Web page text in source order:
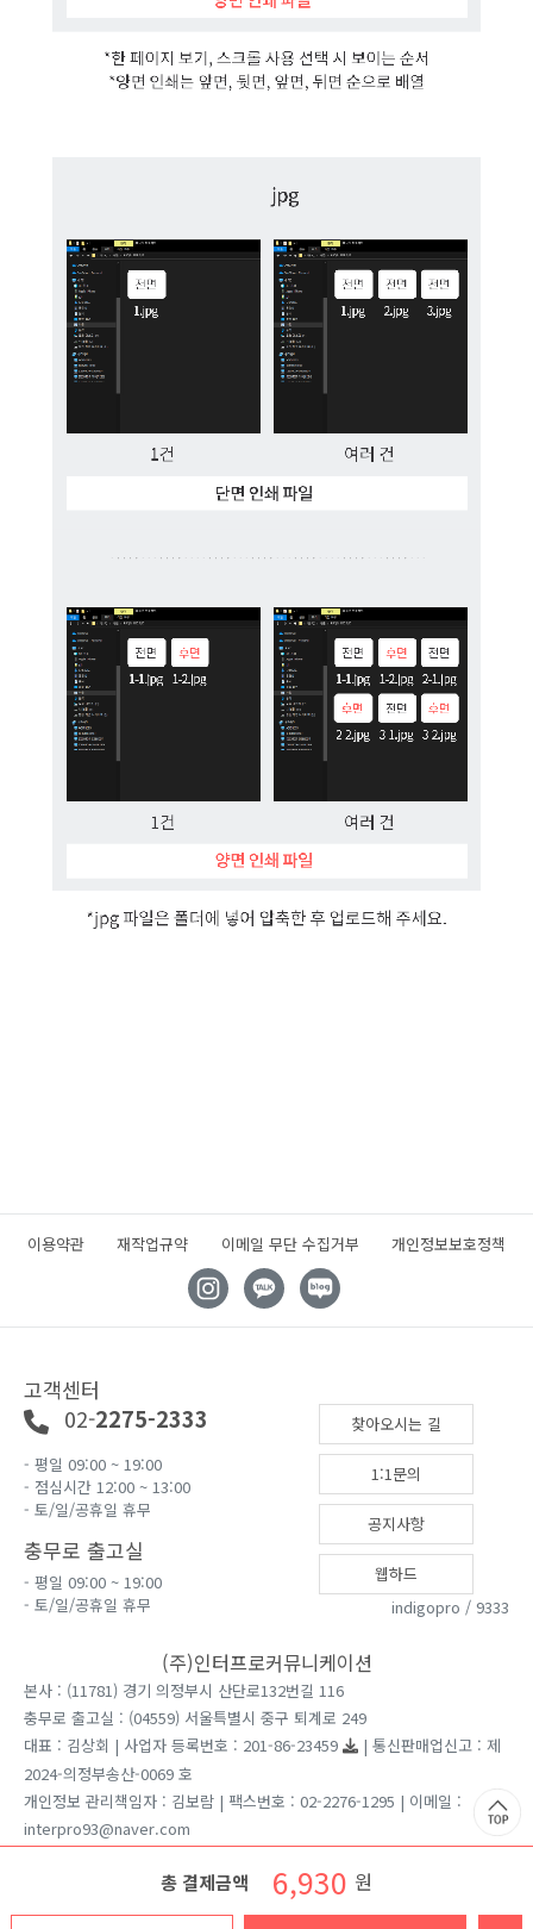
이용약관 재작업규약 이메일 무단 수집거부 개인정보보호정책
고객센터
02-2275-2333
- 평일 09:00 ~ 19:00
- 점심시간 12:00 ~ 13:00
- 토/일/공휴일 휴무
충무로 출고실
- 평일 09:00 ~ 19:00
- 토/일/공휴일 휴무
찾아오시는 길
1:1문의
공지사항
웹하드
indigopro / 9333
(주)인터프로커뮤니케이션
본사 : (11781) 경기 의정부시 산단로132번길 116
충무로 출고실 : (04559) 서울특별시 중구 퇴계로 249
대표 : 김상회 | 사업자 등록번호 : 201-86-23459
| 통신판매업신고 : 제
2024-의정부송산-0069 호
개인정보 관리책임자 : 김보람 | 팩스번호 : 02-2276-1295 | 이메일 :
interpro93@naver.com
Copyright ⓒ 2026 인터프로커뮤니케이션 All rights reserved.
총 결제금액 6,930 원